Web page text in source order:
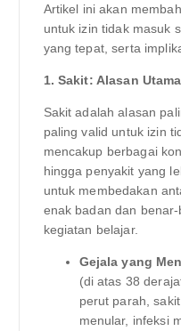
Artikel ini akan
untuk izin tidak masuk
yang tepat, serta
1. Sakit: Alasan
Sakit adalah alasan
paling valid untuk izin
mencakup berbagai
hingga penyakit yang
untuk membedakan
enak badan dan
kegiatan belajar.
Gejala yang
(di atas 38
perut parah,
menular, infeksi